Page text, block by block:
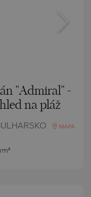
"Admiral" -
na pláž
MAPA
m²